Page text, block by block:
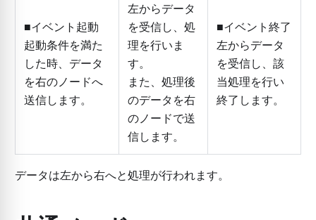
■イベント起動
起動条件を満た
した時、データ
を右のノードへ
送信します。
左からデータ
を受信し、処
理を行いま
す。
また、処理後
のデータを右
のノードで送
信します。
■イベント終了
左からデータ
を受信し、該
当処理を行い
終了します。
データは左から右へと処理が行われます。